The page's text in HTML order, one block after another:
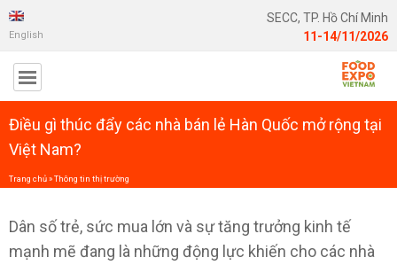
English
SECC, TP. Hồ Chí Minh
11-14/11/2026
Điều gì thúc đẩy các nhà bán lẻ Hàn Quốc mở rộng tại
Việt Nam?
Trang chủ»Thông tin thị trường
Dân số trẻ, sức mua lớn và sự tăng trưởng kinh tế
mạnh mẽ đang là những động lực khiến cho các nhà